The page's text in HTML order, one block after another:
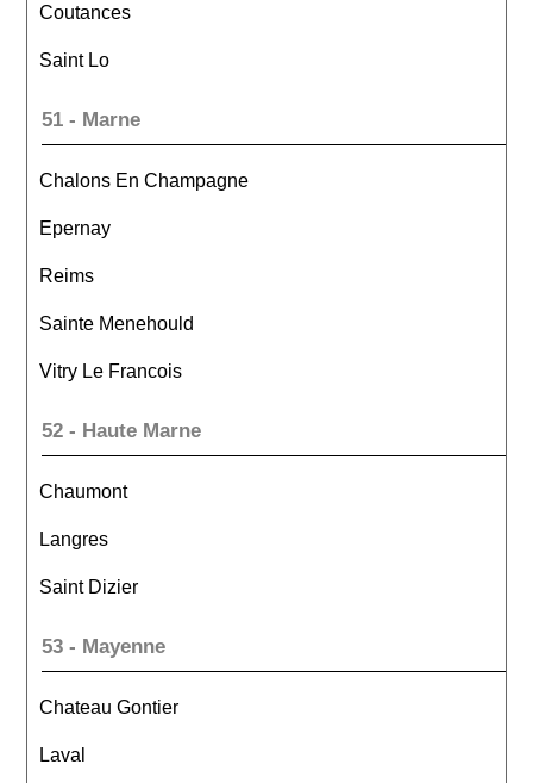
Coutances
Saint Lo
51 - Marne
Chalons En Champagne
Epernay
Reims
Sainte Menehould
Vitry Le Francois
52 - Haute Marne
Chaumont
Langres
Saint Dizier
53 - Mayenne
Chateau Gontier
Laval